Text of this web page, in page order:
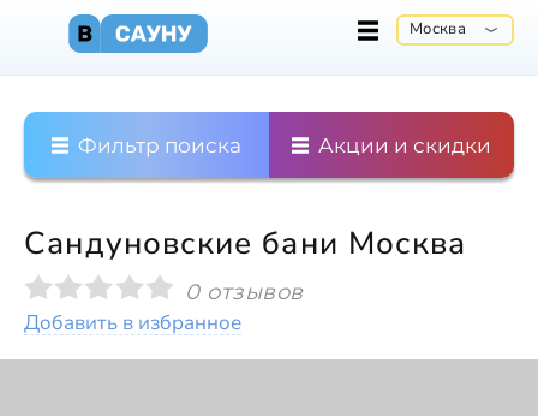
Москва
Фильтр поиска Акции и скидки
Сандуновские бани Москва
0 отзывов
Добавить в избранное